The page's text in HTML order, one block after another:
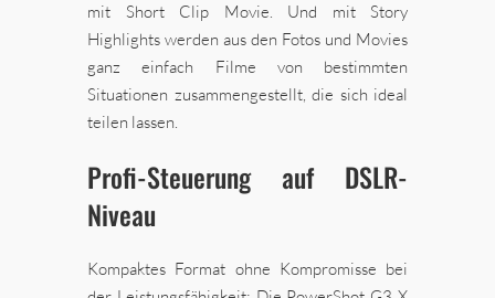
mit Short Clip Movie. Und mit Story
Highlights werden aus den Fotos und Movies
ganz einfach Filme von bestimmten
Situationen zusammengestellt, die sich ideal
teilen lassen.
Profi-Steuerung auf DSLR-
Niveau
Kompaktes Format ohne Kompromisse bei